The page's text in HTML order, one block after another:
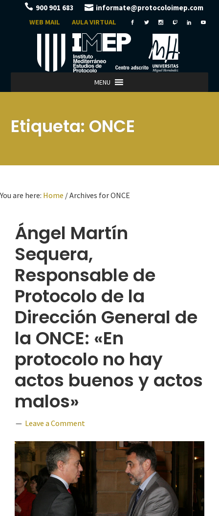
900 901 683 informate@protocoloimep.com
WEB MAIL AULA VIRTUAL
MENU
Etiqueta:ONCE
You are here: Home /Archives for ONCE
Ángel Martín
Sequera,
Responsable de
Protocolo de la
Dirección General de
la ONCE: «En
protocolo no hay
actos buenos y actos
malos»
Leave a Comment